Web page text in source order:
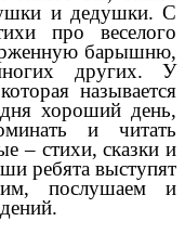
и дедушки. С
про веселого
барышню,
других. У
называется
хороший день,
и читать
– стихи, сказки и
ребята выступят
послушаем и